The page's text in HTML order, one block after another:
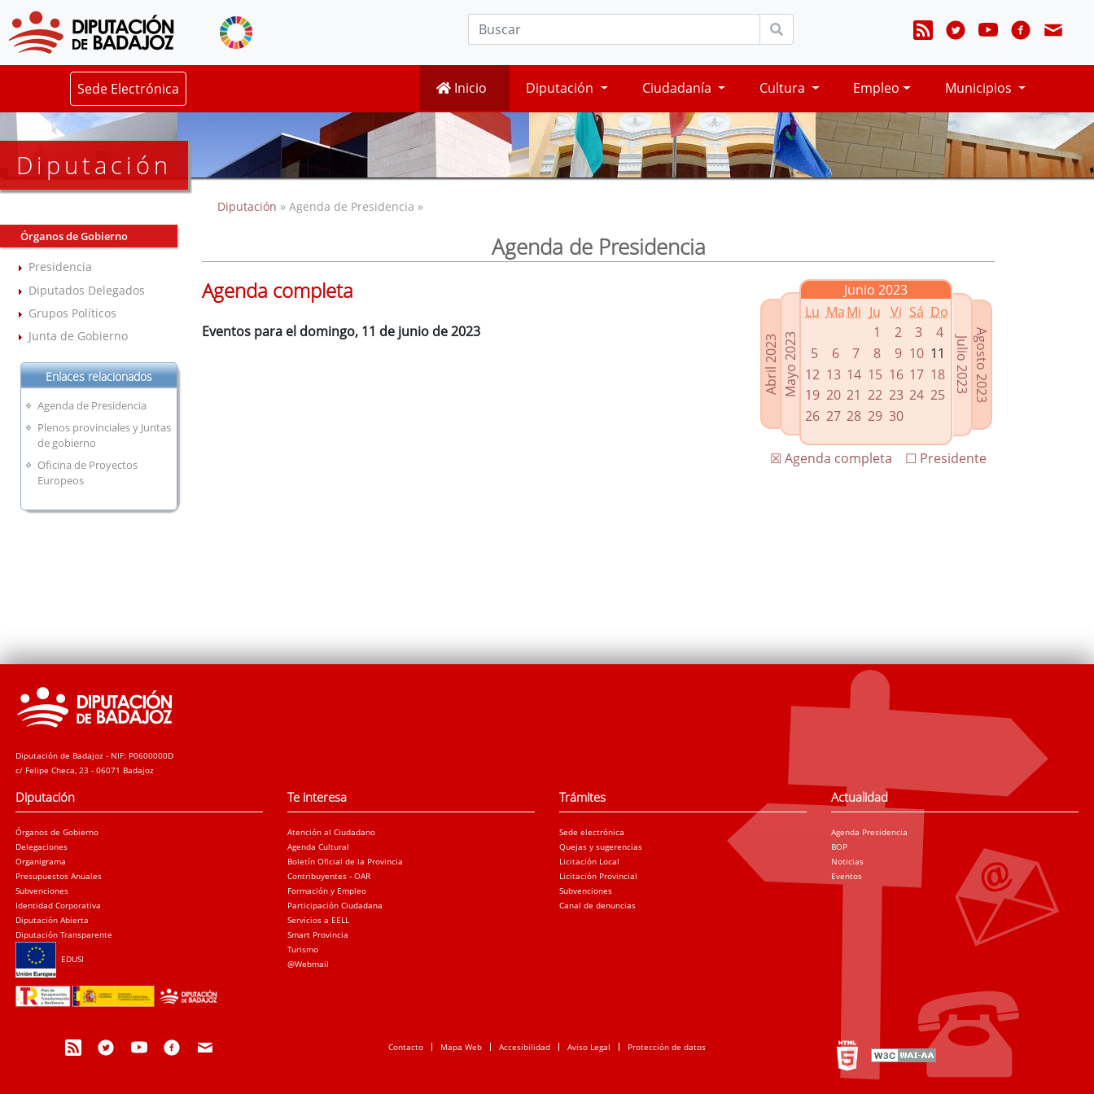
Sede Electrónica Inicio Diputación Ciudadanía Cultura Empleo Municipios
Diputación
Órganos de Gobierno
Presidencia
Diputados Delegados
Grupos Políticos
Junta de Gobierno
Enlaces relacionados
Agenda de Presidencia
Plenos provinciales y Juntas
de gobierno
Oficina de Proyectos
Europeos
Diputación » Agenda de Presidencia »
Agenda de Presidencia
Abril 2023Mayo 2023
Junio 2023
Lu MaMi Ju Vi Sá Do
1
2 3
4
5
6 7 8 9 10 11
12 13 14 15 16 17 18
19 20 21 22 23 24 25
26 27 28 29 30
Agosto 2023
Julio 2023
☐ Presidente
☒ Agenda completa
Agenda completa
Eventos para el domingo, 11 de junio de 2023
Diputación de Badajoz - NIF: P0600000D
c/ Felipe Checa, 23 - 06071 Badajoz
Diputación
Órganos de Gobierno
Delegaciones
Organigrama
Presupuestos Anuales
Subvenciones
Identidad Corporativa
Diputación Abierta
Diputación Transparente
EDUSI
Te interesa
Atención al Ciudadano
Agenda Cultural
Boletín Oficial de la Provincia
Contribuyentes - OAR
Formación y Empleo
Participación Ciudadana
Servicios a EELL
Smart Provincia
Turismo
@Webmail
Trámites
Sede electrónica
Quejas y sugerencias
Licitación Local
Licitación Provincial
Subvenciones
Canal de denuncias
Actualidad
Agenda Presidencia
BOP
Noticias
Eventos
Contacto Mapa Web Accesibilidad Aviso Legal Protección de datos